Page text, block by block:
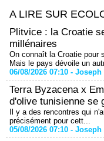
A LIRE SUR
Plitvice : la Croatie
millénaires
On connaît la Croatie pour
Mais le pays dévoile un
06/08/2026 07:10 - Joseph
Terra Byzacena x
d'olive tunisienne se
Il y a des rencontres qui
précisément pour cett...
05/08/2026 07:10 - Joseph